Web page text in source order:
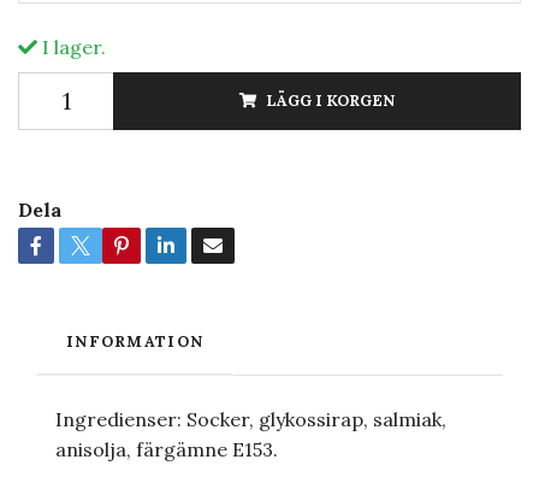
I lager.
LÄGG I KORGEN
Dela
INFORMATION
Ingredienser: Socker, glykossirap, salmiak,
anisolja, färgämne E153.